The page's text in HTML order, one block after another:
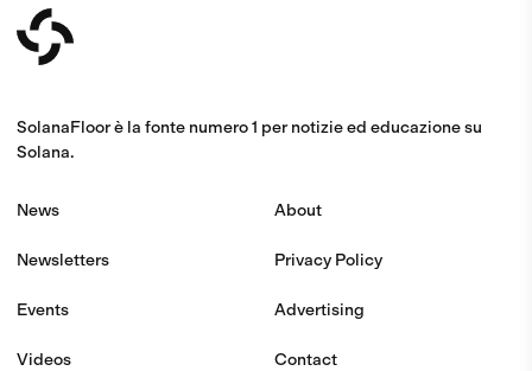
SolanaFloor è la fonte numero 1 per notizie ed educazione su
Solana.
News
Newsletters
Events
Videos
About
Privacy Policy
Advertising
Contact